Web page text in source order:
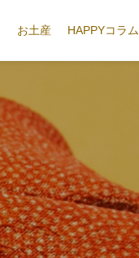
お土産 HAPPYコラム